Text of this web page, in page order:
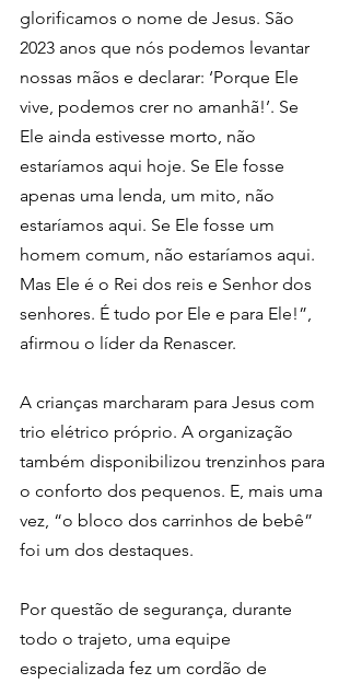
glorificamos o nome de Jesus. São
2023 anos que nós podemos levantar
nossas mãos e declarar: ‘Porque Ele
vive, podemos crer no amanhã!’. Se
Ele ainda estivesse morto, não
estaríamos aqui hoje. Se Ele fosse
apenas uma lenda, um mito, não
estaríamos aqui. Se Ele fosse um
homem comum, não estaríamos aqui.
Mas Ele é o Rei dos reis e Senhor dos
senhores. É tudo por Ele e para Ele!”,
afirmou o líder da Renascer.
A crianças marcharam para Jesus com
trio elétrico próprio. A organização
também disponibilizou trenzinhos para
o conforto dos pequenos. E, mais uma
vez, “o bloco dos carrinhos de bebê”
foi um dos destaques.
Por questão de segurança, durante
todo o trajeto, uma equipe
especializada fez um cordão de